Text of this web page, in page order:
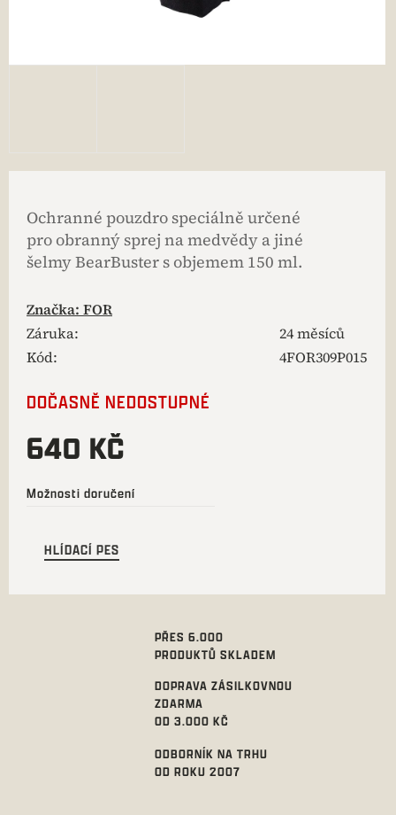
Ochranné pouzdro speciálně určené
pro obranný sprej na medvědy a jiné
šelmy BearBuster s objemem 150 ml.
Značka: FOR
Záruka:
24 měsíců
Kód:
4FOR309P015
DOČASNĚ NEDOSTUPNÉ
640 KČ
Možnosti doručení
HLÍDACÍ PES
PŘES 6.000
PRODUKTŮ SKLADEM
DOPRAVA ZÁSILKOVNOU
ZDARMA
OD 3.000 KČ
ODBORNÍK NA TRHU
OD ROKU 2007